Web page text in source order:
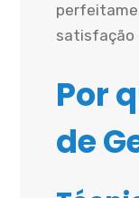
satisfação
Por
de